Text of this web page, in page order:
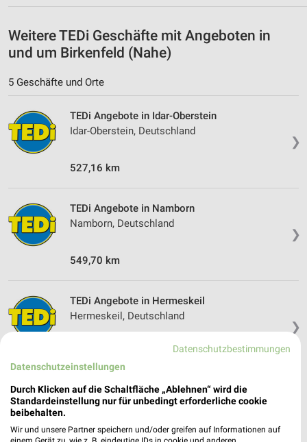
Weitere TEDi Geschäfte mit Angeboten in
und um Birkenfeld (Nahe)
5 Geschäfte und Orte
❯
TEDi Angebote in Idar-Oberstein
Idar-Oberstein, Deutschland
527,16 km
❯
TEDi Angebote in Namborn
Namborn, Deutschland
549,70 km
❯
TEDi Angebote in Hermeskeil
Hermeskeil, Deutschland
Datenschutzbestimmungen
Datenschutzeinstellungen
Durch Klicken auf die Schaltfläche „Ablehnen“ wird die
Standardeinstellung nur für unbedingt erforderliche cookie
beibehalten.
Wir und unsere Partner speichern und/oder greifen auf Informationen auf